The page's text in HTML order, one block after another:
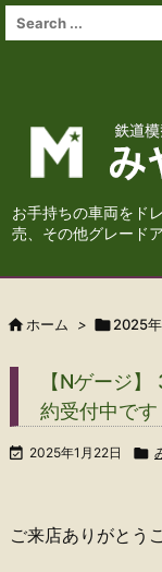
お手持ちの車両をド
売、その他グレード
 ホーム > 2025
【Nゲージ
約受付中です
 2025年1月22日 
ご来店ありがとう